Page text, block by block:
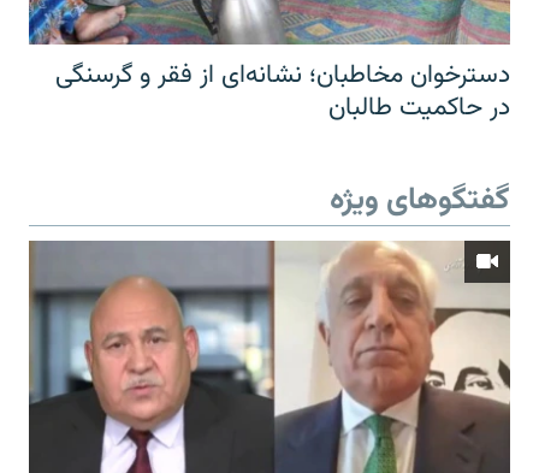
دسترخوان مخاطبان؛ نشانه‌ای از فقر و گرسنگی
در حاکمیت طالبان
گفتگوهای ویژه